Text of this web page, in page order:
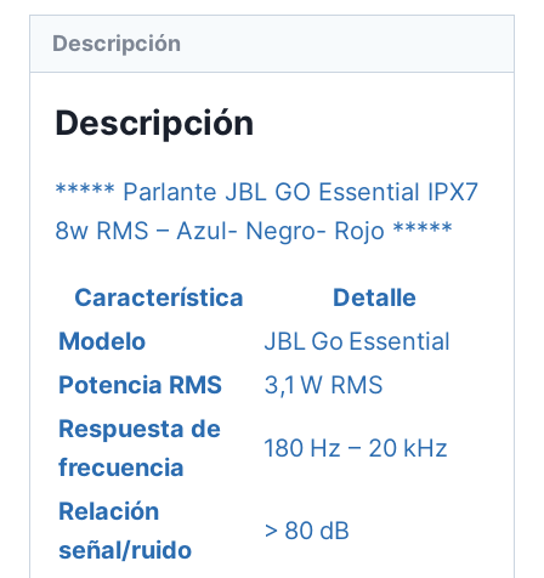
IPX7
8w
cantidad
Descripción
Descripción
***** Parlante JBL GO Essential IPX7
8w RMS – Azul- Negro- Rojo *****
Característica
Detalle
Modelo
JBL Go Essential
Potencia RMS
3,1 W RMS
Respuesta de
frecuencia
180 Hz – 20 kHz
Relación
señal/ruido
> 80 dB